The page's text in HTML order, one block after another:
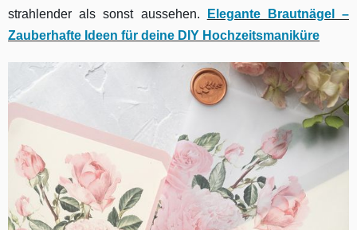
strahlender als sonst aussehen.
Elegante Brautnägel –
Zauberhafte Ideen für deine DIY Hochzeitsmaniküre